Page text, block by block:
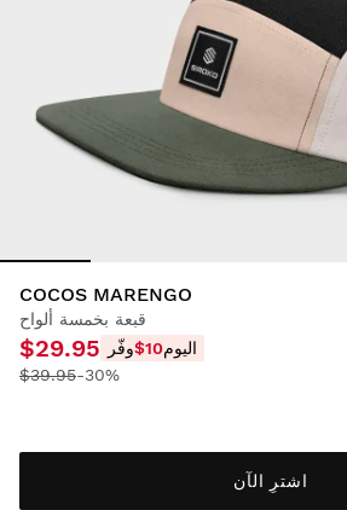
COCOS MARENGO
قبعة بخمسة ألواح
$29.95 وفّر$10اليوم
$39.95-30%
اشترِ الآن